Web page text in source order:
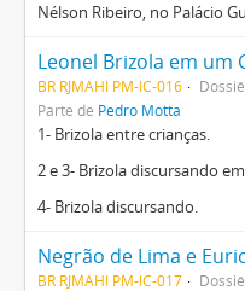
Nélson Ribeiro, no Palácio
Leonel Brizola em um
BR RJMAHI PM-IC-016 Dossiê
Parte de Pedro Motta
1- Brizola entre crianças.
2 e 3- Brizola discursando
4- Brizola discursando.
Negrão de Lima e
BR RJMAHI PM-IC-017 Dossiê